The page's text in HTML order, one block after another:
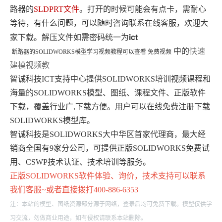
路器的SLDPRT文件。打开的时候可能会有点卡，需耐心
等待，有什么问题，可以随时咨询联系在线客服，欢迎大
家下载。解压文件如需密码统一为ict
断路器的SOLIDWORKS模型学习视频教程可以查看 免费视频 中的快速
建模视频教
智诚科技ICT支持中心提供SOLIDWORKS培训视频课程和
海量的SOLIDWORKS模型、图纸、课程文件、正版软件
下载，覆盖行业广,下载方便。用户可以在线免费注册下载
SOLIDWORKS模型库。
智诚科技是SOLIDWORKS大中华区首家代理商，最大经
销商全国有9家分公司，可提供正版SOLIDWORKS免费试
用、CSWP技术认证、技术培训等服务。
正版SOLIDWORKS软件体验、询价，技术支持可以联系
我们客服~或者直接拨打400-886-6353
注：本站的模型、图纸资源部分源于网络，登录后均可免费下载。模型仅供学
习交流，勿做商业用途，如有侵权请联系本站删除。